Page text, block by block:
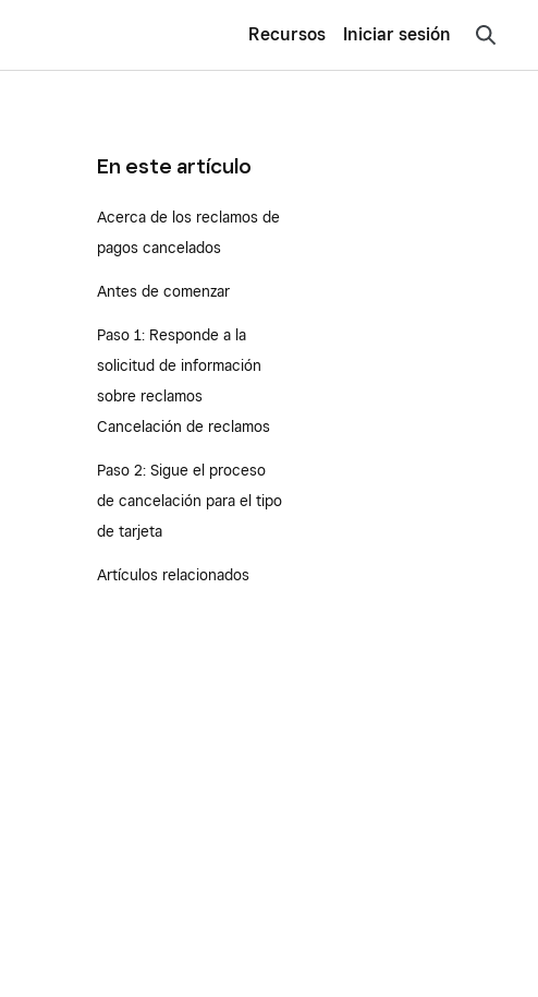
Recursos Iniciar sesión
En este artículo
Acerca de los reclamos de
pagos cancelados
Antes de comenzar
Paso 1: Responde a la
solicitud de información
sobre reclamos
Cancelación de reclamos
Paso 2: Sigue el proceso
de cancelación para el tipo
de tarjeta
Artículos relacionados